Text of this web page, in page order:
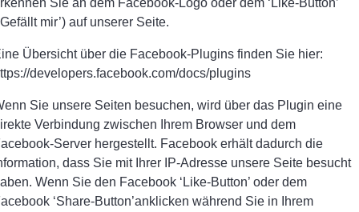
mir’) auf unserer Seite.
Übersicht über die Facebook-Plugins finden Sie hier:
developers.facebook.com/docs/plugins
Sie unsere Seiten besuchen, wird über das Plugin eine
Verbindung zwischen Ihrem Browser und dem
Server hergestellt. Facebook erhält dadurch die
dass Sie mit Ihrer IP-Adresse unsere Seite besucht
Wenn Sie den Facebook ‘Like-Button’ oder dem
‘Share-Button’anklicken während Sie in Ihrem